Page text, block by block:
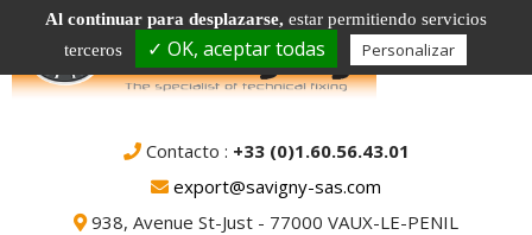
Contacto : +33 (0)1.60.56.43.01
export@savigny-sas.com
938, Avenue St-Just - 77000 VAUX-LE-PENIL
Al continuar para desplazarse, estar permitiendo servicios
terceros
✓ OK, aceptar todas Personalizar